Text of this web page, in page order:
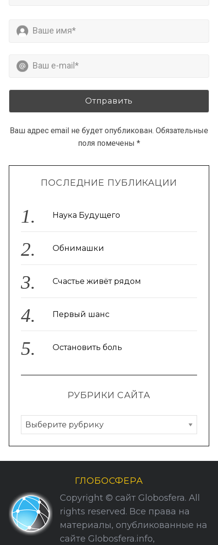
Ваш адрес email не будет опубликован. Обязательные
поля помечены *
ПОСЛЕДНИЕ ПУБЛИКАЦИИ
Наука Будущего
Обнимашки
Счастье живёт рядом
Первый шанс
Остановить боль
РУБРИКИ САЙТА
Р
у
б
р
и
С
а
ГЛОБОСФЕРА
Copyright © сайт Globosfera. All
rights reserved. Все права на
материалы, опубликованные на
сайте Globosfera.info,